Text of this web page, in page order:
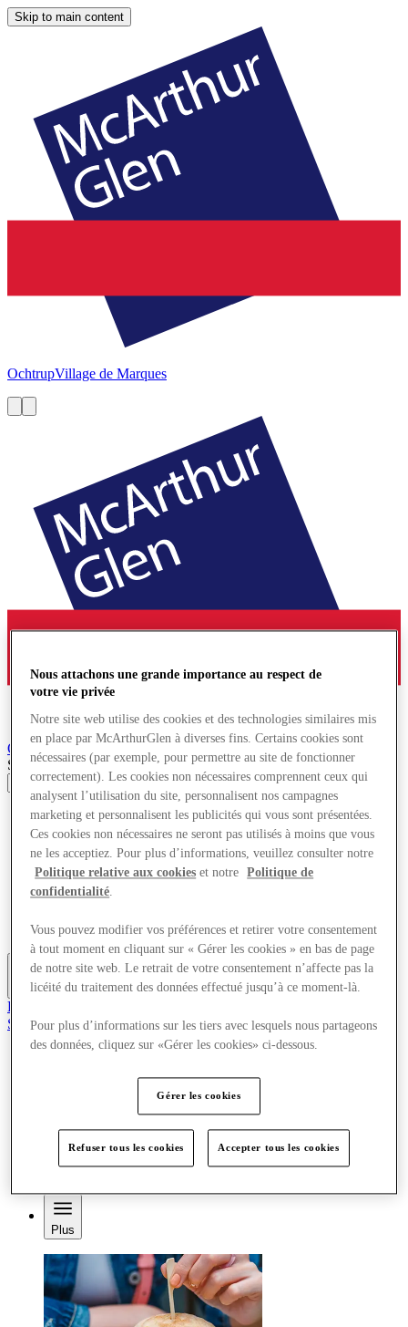
Skip to main content
OchtrupVillage de Marques
Ochtrup
Village de Marques
Search input
Magasins
Quoi de neuf
Aire de jeux pour enfants
Mangez et buvez
Visite
Cartes cadeaux
Carrières
Plus
Rejoignez le club
Sauvé
fr
Aire de jeux pour enfants
Mangez et buvez
Visite
Cartes cadeaux
Services
Plus
Nous attachons une grande importance au respect de
votre vie privée
Notre site web utilise des cookies et des technologies similaires mis
en place par McArthurGlen à diverses fins. Certains cookies sont
nécessaires (par exemple, pour permettre au site de fonctionner
correctement). Les cookies non nécessaires comprennent ceux qui
analysent l’utilisation du site, personnalisent nos campagnes
marketing et personnalisent les publicités qui vous sont présentées.
Ces cookies non nécessaires ne seront pas utilisés à moins que vous
ne les acceptiez. Pour plus d’informations, veuillez consulter notre
Politique relative aux cookies et notre
Politique de
confidentialité.
Vous pouvez modifier vos préférences et retirer votre consentement
à tout moment en cliquant sur « Gérer les cookies » en bas de page
de notre site web. Le retrait de votre consentement n’affecte pas la
licéité du traitement des données effectué jusqu’à ce moment-là.
Pour plus d’informations sur les tiers avec lesquels nous partageons
des données, cliquez sur «Gérer les cookies» ci-dessous.
Gérer les cookies
Refuser tous les cookies Accepter tous les cookies